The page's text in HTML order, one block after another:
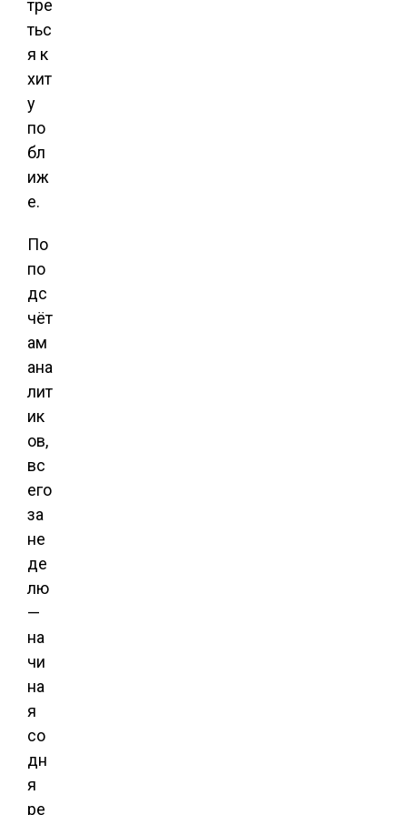
тре
тьс
я к
хит
у
по
бл
иж
е.
По
по
дс
чёт
ам
ана
лит
ик
ов,
вс
его
за
не
де
лю
—
на
чи
на
я
со
дн
я
ре